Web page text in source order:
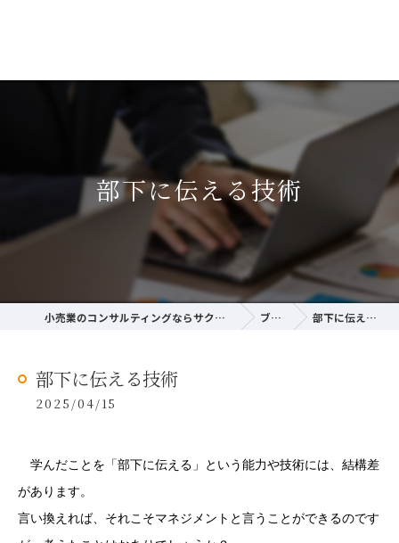
部下に伝える技術
小売業のコンサルティングならサクラ経営研究所 ブログ 部下に伝える技術
部下に伝える技術
2025/04/15
学んだことを「部下に伝える」という能力や技術には、結構差
があります。
言い換えれば、それこそマネジメントと言うことができるのです